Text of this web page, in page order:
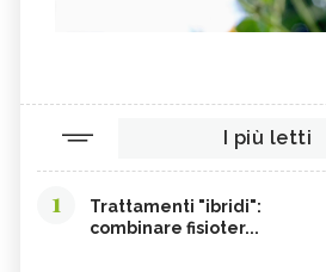
I più letti
1
Trattamenti "ibridi":
combinare fisioter...